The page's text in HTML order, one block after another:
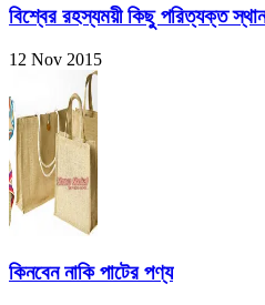
বিশ্বের রহস্যময়ী কিছু পরিত্যক্ত স্থান
12 Nov 2015
কিনবেন নাকি পাটের পণ্য